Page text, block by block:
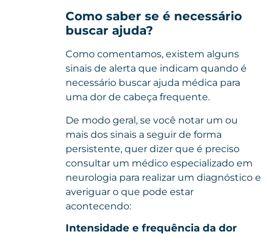
Como saber se é necessário
buscar ajuda?
Como comentamos, existem alguns
sinais de alerta que indicam quando é
necessário buscar ajuda médica para
uma dor de cabeça frequente.
De modo geral, se você notar um ou
mais dos sinais a seguir de forma
persistente, quer dizer que é preciso
consultar um médico especializado em
neurologia para realizar um diagnóstico e
averiguar o que pode estar
acontecendo:
Intensidade e frequência da dor